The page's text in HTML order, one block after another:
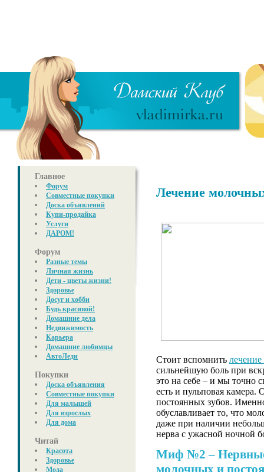
Главное
Форум
Совместные покупки
Доска объявлений
Купи-продайка
Услуги
ДАРОМ!
Форум
Разные темы
Личная жизнь
Дети - цветы жизни!
Здоровье
Досуг и хобби
Будь красивой!
Домашние дела
Недвижимость
Карьера
Домашние любимцы
АвтоЛеди
Покупки
Доска объявления
Совместные покупки
Для малышей
Для взрослых
Для дома
Читай
Красота
Здоровье
Мода
Лечение
Стоит вспомнить лечение
сильнейшую боль при
это на себе – и мы точно
есть и пульповая камера.
постоянных зубов.
обуславливает то, что
даже при наличии
нерва с ужасной ночной
Миф №2 – Нервные
молочных и